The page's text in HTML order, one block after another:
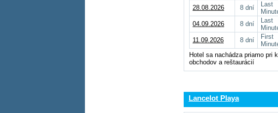
28.08.2026 8 dní
Last
04.09.2026 8 dní
Last
11.09.2026 8 dní
First
Hotel sa nachádza priamo pri
obchodov a reštaurácií
Lancelot Playa